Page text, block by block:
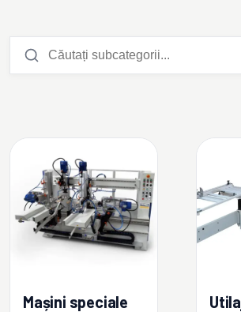
Mașini speciale